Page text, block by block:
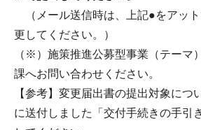
（メール送信時は、上記●をアッ
更してください。）
（※）施策推進公募型事業（テーマ
課へお問い合わせください。
【参考】変更届出書の提出対象につ
に送付しました「交付手続きの手引